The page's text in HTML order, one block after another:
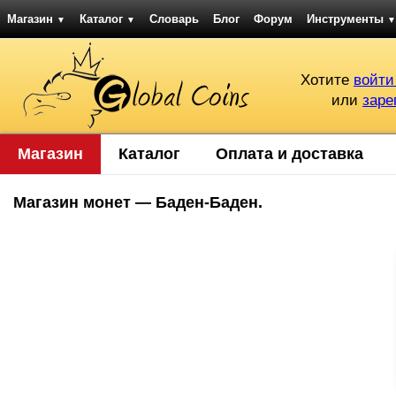
Магазин ▼ Каталог ▼ Словарь Блог Форум Инструменты ▼
Хотите
или
Магазин Каталог Оплата и доставка
Магазин монет — Баден-Баден.